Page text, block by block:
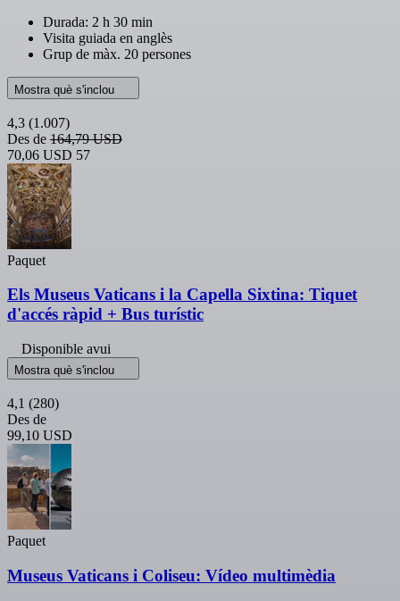
Durada: 2 h 30 min
Visita guiada en anglès
Grup de màx. 20 persones
Mostra què s'inclou
4,3 (1.007)
Des de 164,79 USD
70,06 USD 57
Paquet
Els Museus Vaticans i la Capella Sixtina: Tiquet
d'accés ràpid + Bus turístic
Disponible avui
Mostra què s'inclou
4,1 (280)
Des de
99,10 USD
Paquet
Museus Vaticans i Coliseu: Vídeo multimèdia